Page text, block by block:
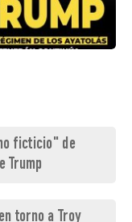
ficticio" de
Trump
torno a Troy